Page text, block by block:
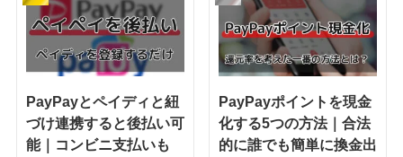
PayPayとペイディと紐
づけ連携すると後払い可
能｜コンビニ支払いも
PayPayポイントを現金
化する5つの方法｜合法
的に誰でも簡単に換金出